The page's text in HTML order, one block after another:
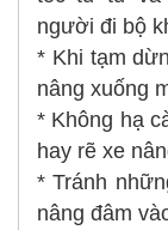
người đi bộ
* Khi tạm
nâng xuống
* Không hạ
hay rẽ xe
* Tránh
nâng đâm